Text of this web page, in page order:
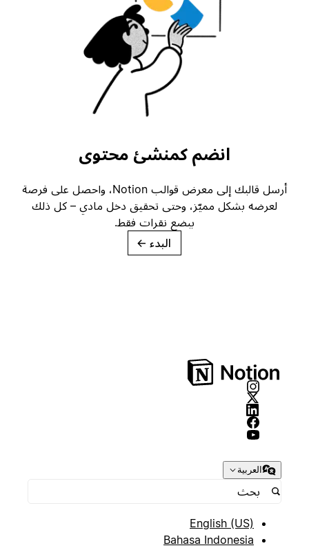
انضم كمنشئ محتوى
أرسل قالبك إلى معرض قوالب Notion، واحصل على فرصة
لعرضه بشكل مميّز، وحتى تحقيق دخل مادي – كل ذلك
ببضع نقرات فقط.
→
العربية
English (US)
Bahasa Indonesia